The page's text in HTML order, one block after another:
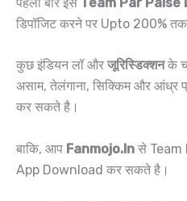
डिपॉजिट करने पर Upto 200%
कुछ इंडियन लॉ और जूरिस्डिक्शनके
असाम, तेलंगाना, सिक्किम और आंध्र
कर सकते है।
बाकि, आप Fanmojo.In से Team
App Download कर सकते है।